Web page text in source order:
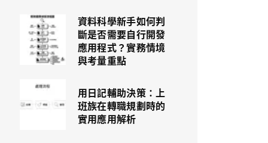
資料科學新手如何判
斷是否需要自行開發
應用程式？實務情境
與考量重點
用日記輔助決策：上
班族在轉職規劃時的
實用應用解析